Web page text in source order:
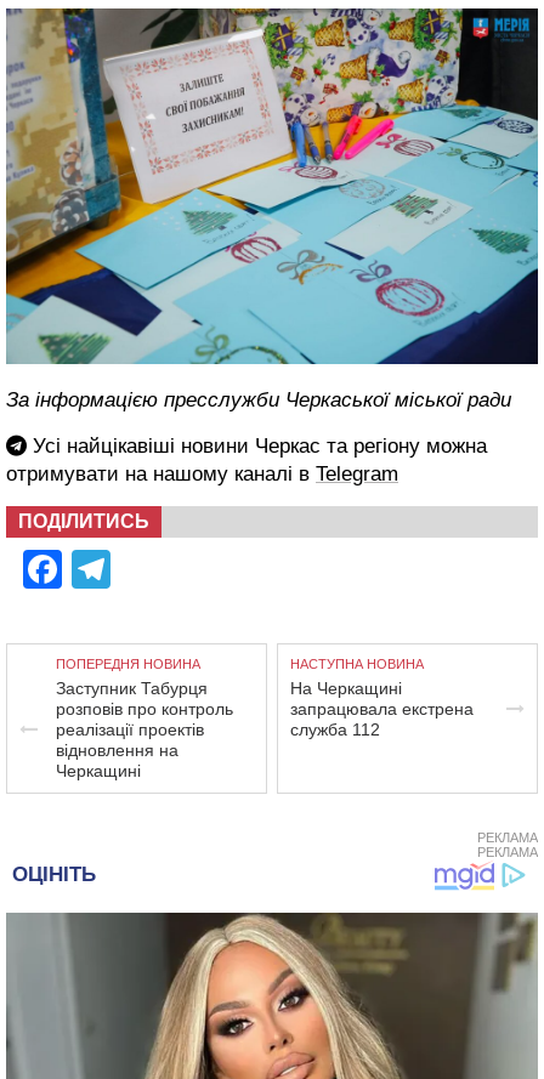
За інформацією пресслужби Черкаської міської ради
Усі найцікавіші новини Черкас та регіону можна
отримувати на нашому каналі в Telegram
ПОДІЛИТИСЬ
Facebook
ПОПЕРЕДНЯ НОВИНА
Заступник Табурця
розповів про контроль
реалізації проектів
відновлення на
Черкащині
НАСТУПНА НОВИНА
На Черкащині
запрацювала екстрена
служба 112
РЕКЛАМА
РЕКЛАМА